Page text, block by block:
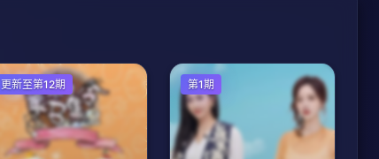
大陆综艺
更新至第12期 第1期